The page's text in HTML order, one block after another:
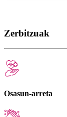
Zerbitzuak
Osasun-arreta